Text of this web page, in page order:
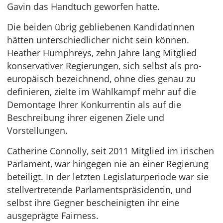
Gavin das Handtuch geworfen hatte.
Die beiden übrig gebliebenen Kandidatinnen
hätten unterschiedlicher nicht sein können.
Heather Humphreys, zehn Jahre lang Mitglied
konservativer Regierungen, sich selbst als pro-
europäisch bezeichnend, ohne dies genau zu
definieren, zielte im Wahlkampf mehr auf die
Demontage Ihrer Konkurrentin als auf die
Beschreibung ihrer eigenen Ziele und
Vorstellungen.
Catherine Connolly, seit 2011 Mitglied im irischen
Parlament, war hingegen nie an einer Regierung
beteiligt. In der letzten Legislaturperiode war sie
stellvertretende Parlamentspräsidentin, und
selbst ihre Gegner bescheinigten ihr eine
ausgeprägte Fairness.